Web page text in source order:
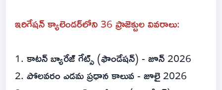
ఇరిగేషన్ క్యాలెండర్‌లోని 36 ప్రాజెక్టుల వివరాలు:
1. కాటన్ బ్యారేజ్ గేట్స్ (ఫౌండేషన్) - జూన్ 2026
2. పోలవరం ఎడమ ప్రధాన కాలువ - జూలై 2026